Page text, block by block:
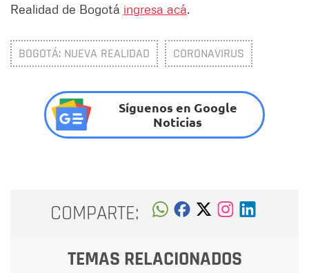
Realidad de Bogotá ingresa acá.
BOGOTÁ: NUEVA REALIDAD CORONAVIRUS
Síguenos en Google
Noticias
COMPARTE:
TEMAS RELACIONADOS